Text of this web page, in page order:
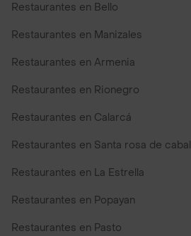
Restaurantes en Bello
Restaurantes en Manizales
Restaurantes en Armenia
Restaurantes en Rionegro
Restaurantes en Calarcá
Restaurantes en Santa rosa de cabal
Restaurantes en La Estrella
Restaurantes en Popayan
Restaurantes en Pasto